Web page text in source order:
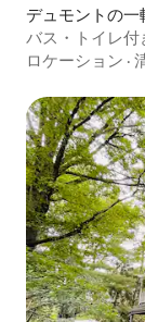
デュモントの一
バス・トイレ付
で25分
ロケーション ·